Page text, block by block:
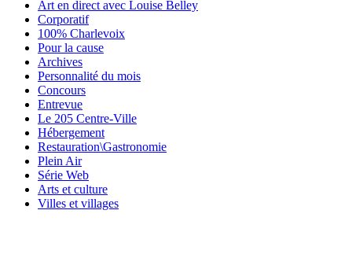
Art en direct avec Louise Belley
Corporatif
100% Charlevoix
Pour la cause
Archives
Personnalité du mois
Concours
Entrevue
Le 205 Centre-Ville
Hébergement
Restauration\Gastronomie
Plein Air
Série Web
Arts et culture
Villes et villages